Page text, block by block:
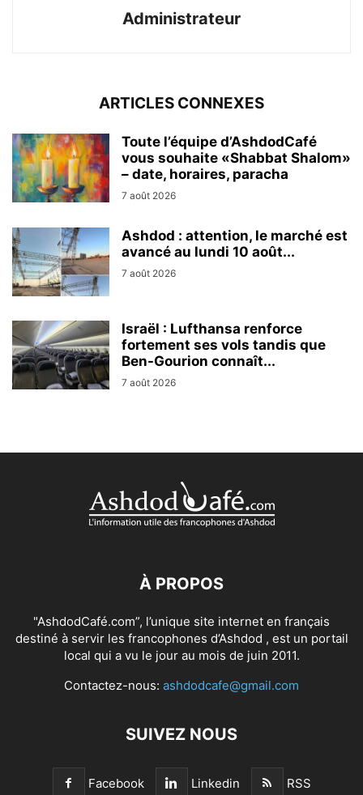
Administrateur
ARTICLES CONNEXES
Toute l’équipe d’AshdodCafé
vous souhaite «Shabbat Shalom»
– date, horaires, paracha
7 août 2026
Ashdod : attention, le marché est
avancé au lundi 10 août...
7 août 2026
Israël : Lufthansa renforce
fortement ses vols tandis que
Ben-Gourion connaît...
7 août 2026
À PROPOS
"AshdodCafé.com”, l’unique site internet en français
destiné à servir les francophones d’Ashdod , est un portail
local qui a vu le jour au mois de juin 2011.
Contactez-nous: ashdodcafe@gmail.com
SUIVEZ NOUS
Facebook Linkedin RSS